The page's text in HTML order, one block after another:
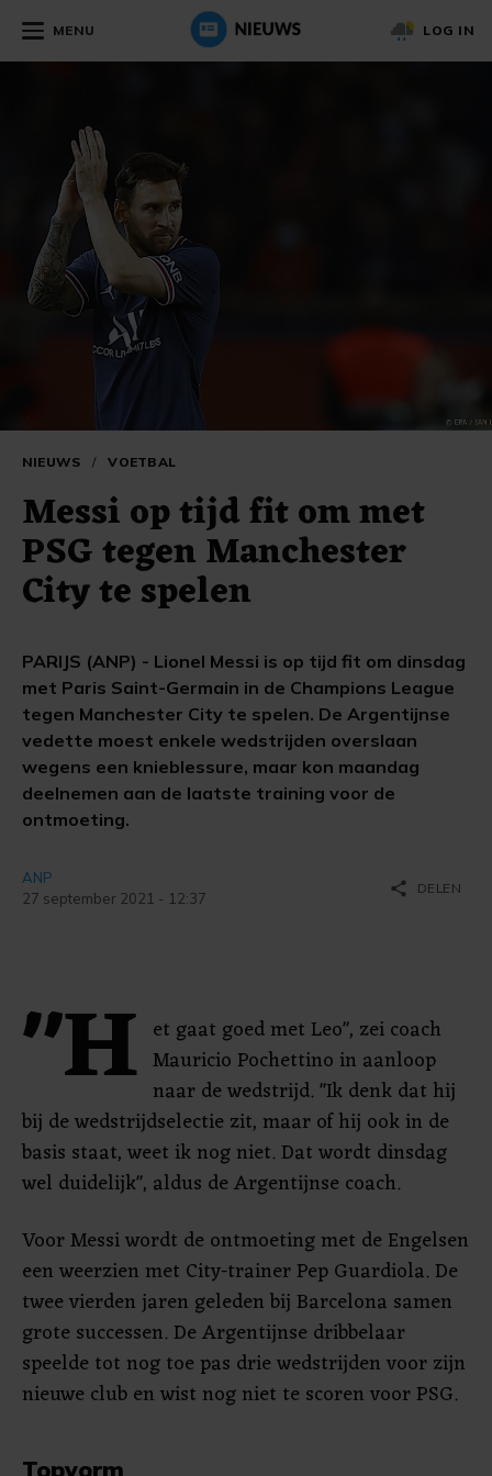
MENU LOG IN
NIEUWS / VOETBAL
Messi op tijd fit om met
PSG tegen Manchester
City te spelen
PARIJS (ANP) - Lionel Messi is op tijd fit om dinsdag
met Paris Saint-Germain in de Champions League
tegen Manchester City te spelen. De Argentijnse
vedette moest enkele wedstrijden overslaan
wegens een knieblessure, maar kon maandag
deelnemen aan de laatste training voor de
ontmoeting.
ANP
27 september 2021 - 12:37
share DELEN
"H et gaat goed met Leo", zei coach
Mauricio Pochettino in aanloop
naar de wedstrijd. "Ik denk dat hij
bij de wedstrijdselectie zit, maar of hij ook in de
basis staat, weet ik nog niet. Dat wordt dinsdag
wel duidelijk", aldus de Argentijnse coach.
Voor Messi wordt de ontmoeting met de Engelsen
een weerzien met City-trainer Pep Guardiola. De
twee vierden jaren geleden bij Barcelona samen
grote successen. De Argentijnse dribbelaar
speelde tot nog toe pas drie wedstrijden voor zijn
nieuwe club en wist nog niet te scoren voor PSG.
Topvorm